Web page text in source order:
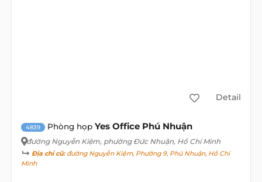
Detail
4839 Phòng họp Yes Office Phú Nhuận
đường Nguyễn Kiệm, phường Đức Nhuận, Hồ Chí Minh
Địa chỉ cũ:đường Nguyễn Kiệm, Phường 9, Phú Nhuận, Hồ Chí
Minh